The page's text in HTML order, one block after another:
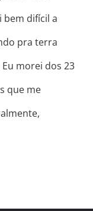
difícil a
pra terra
morei dos 23
que me